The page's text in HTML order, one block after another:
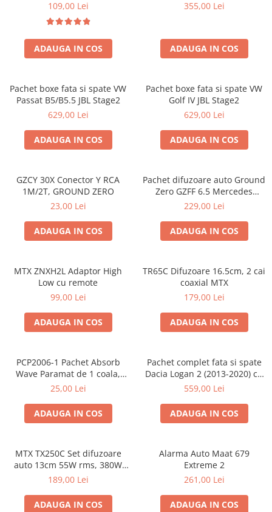
109,00 Lei
ADAUGA IN COS
355,00 Lei
ADAUGA IN COS
Pachet boxe fata si spate VW
Passat B5/B5.5 JBL Stage2
629,00 Lei
ADAUGA IN COS
Pachet boxe fata si spate VW
Golf IV JBL Stage2
629,00 Lei
ADAUGA IN COS
GZCY 30X Conector Y RCA
1M/2T, GROUND ZERO
23,00 Lei
ADAUGA IN COS
Pachet difuzoare auto Ground
Zero GZFF 6.5 Mercedes
Vito/Viano/Sprinter
229,00 Lei
ADAUGA IN COS
MTX ZNXH2L Adaptor High
Low cu remote
99,00 Lei
ADAUGA IN COS
TR65C Difuzoare 16.5cm, 2 cai
coaxial MTX
179,00 Lei
ADAUGA IN COS
PCP2006-1 Pachet Absorb
Wave Paramat de 1 coala,
spuma de 16mm grosime,
25,00 Lei
ADAUGA IN COS
Pachet complet fata si spate
Dacia Logan 2 (2013-2020) cu
boxe Ground Zero Ferrum
559,00 Lei
ADAUGA IN COS
MTX TX250C Set difuzoare
auto 13cm 55W rms, 380W
peak
189,00 Lei
ADAUGA IN COS
Alarma Auto Maat 679
Extreme 2
261,00 Lei
ADAUGA IN COS